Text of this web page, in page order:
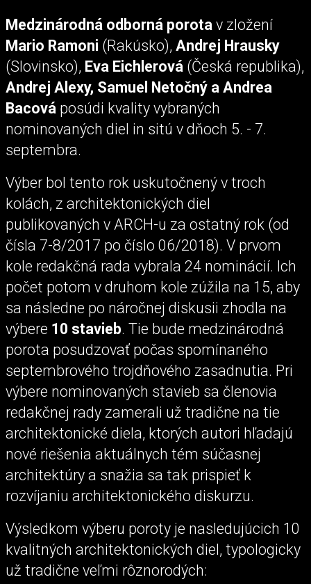
Medzinárodná odborná porota v zložení
Mario Ramoni (Rakúsko), Andrej Hrausky
(Slovinsko), Eva Eichlerová (Česká republika),
Andrej Alexy, Samuel Netočný a Andrea
Bacová posúdi kvality vybraných
nominovaných diel in sitú v dňoch 5. - 7.
septembra.
Výber bol tento rok uskutočnený v troch
kolách, z architektonických diel
publikovaných v ARCH-u za ostatný rok (od
čísla 7-8/2017 po číslo 06/2018). V prvom
kole redakčná rada vybrala 24 nominácií. Ich
počet potom v druhom kole zúžila na 15, aby
sa následne po náročnej diskusii zhodla na
výbere 10 stavieb. Tie bude medzinárodná
porota posudzovať počas spomínaného
septembrového trojdňového zasadnutia. Pri
výbere nominovaných stavieb sa členovia
redakčnej rady zamerali už tradične na tie
architektonické diela, ktorých autori hľadajú
nové riešenia aktuálnych tém súčasnej
architektúry a snažia sa tak prispieť k
rozvíjaniu architektonického diskurzu.
Výsledkom výberu poroty je nasledujúcich 10
kvalitných architektonických diel, typologicky
už tradične veľmi rôznorodých: